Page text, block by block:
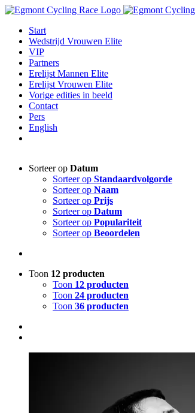
Ga
inhoudStart
Wedstrijd Vrouwen Elite
VIP
Partners
Erelijst Mannen Elite
Erelijst Vrouwen Elite
Vorige edities in beeld
Contact
Pers
English
Sorteer op Datum
Sorteer op Standaardvolgorde
Sorteer op Naam
Sorteer op Prijs
Sorteer op Datum
Sorteer op Populariteit
Sorteer op Beoordelen
Toon 12 producten
Toon 12 producten
Toon 24 producten
Toon 36 producten